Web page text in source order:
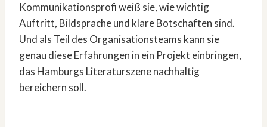
Kommunikationsprofi weiß sie, wie wichtig
Auftritt, Bildsprache und klare Botschaften sind.
Und als Teil des Organisationsteams kann sie
genau diese Erfahrungen in ein Projekt einbringen,
das Hamburgs Literaturszene nachhaltig
bereichern soll.